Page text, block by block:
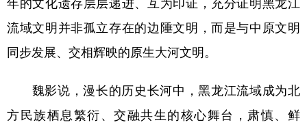
流域文明并非孤立存在的边陲文明，而是与中原文明
同步发展、交相辉映的原生大河文明。
魏影说，漫长的历史长河中，黑龙江流域成为北
方民族栖息繁衍、交融共生的核心舞台，肃慎、鲜